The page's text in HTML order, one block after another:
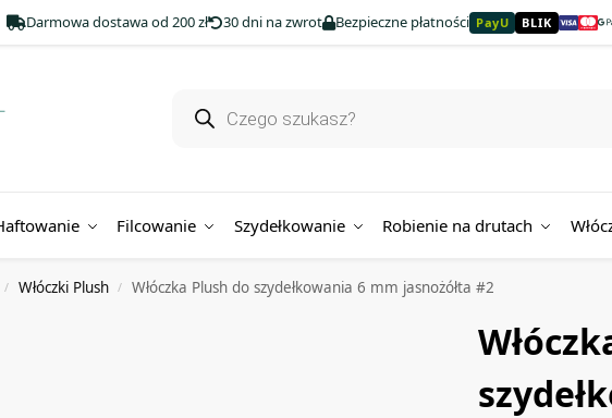
Darmowa dostawa od 200 zł 30 dni na zwrot Bezpieczne płatności PayU BLIK
Filcowanie Szydełkowanie Robienie na drutach
/ Włóczki Plush / Włóczka Plush do szydełkowania 6 mm jasnożółta #2